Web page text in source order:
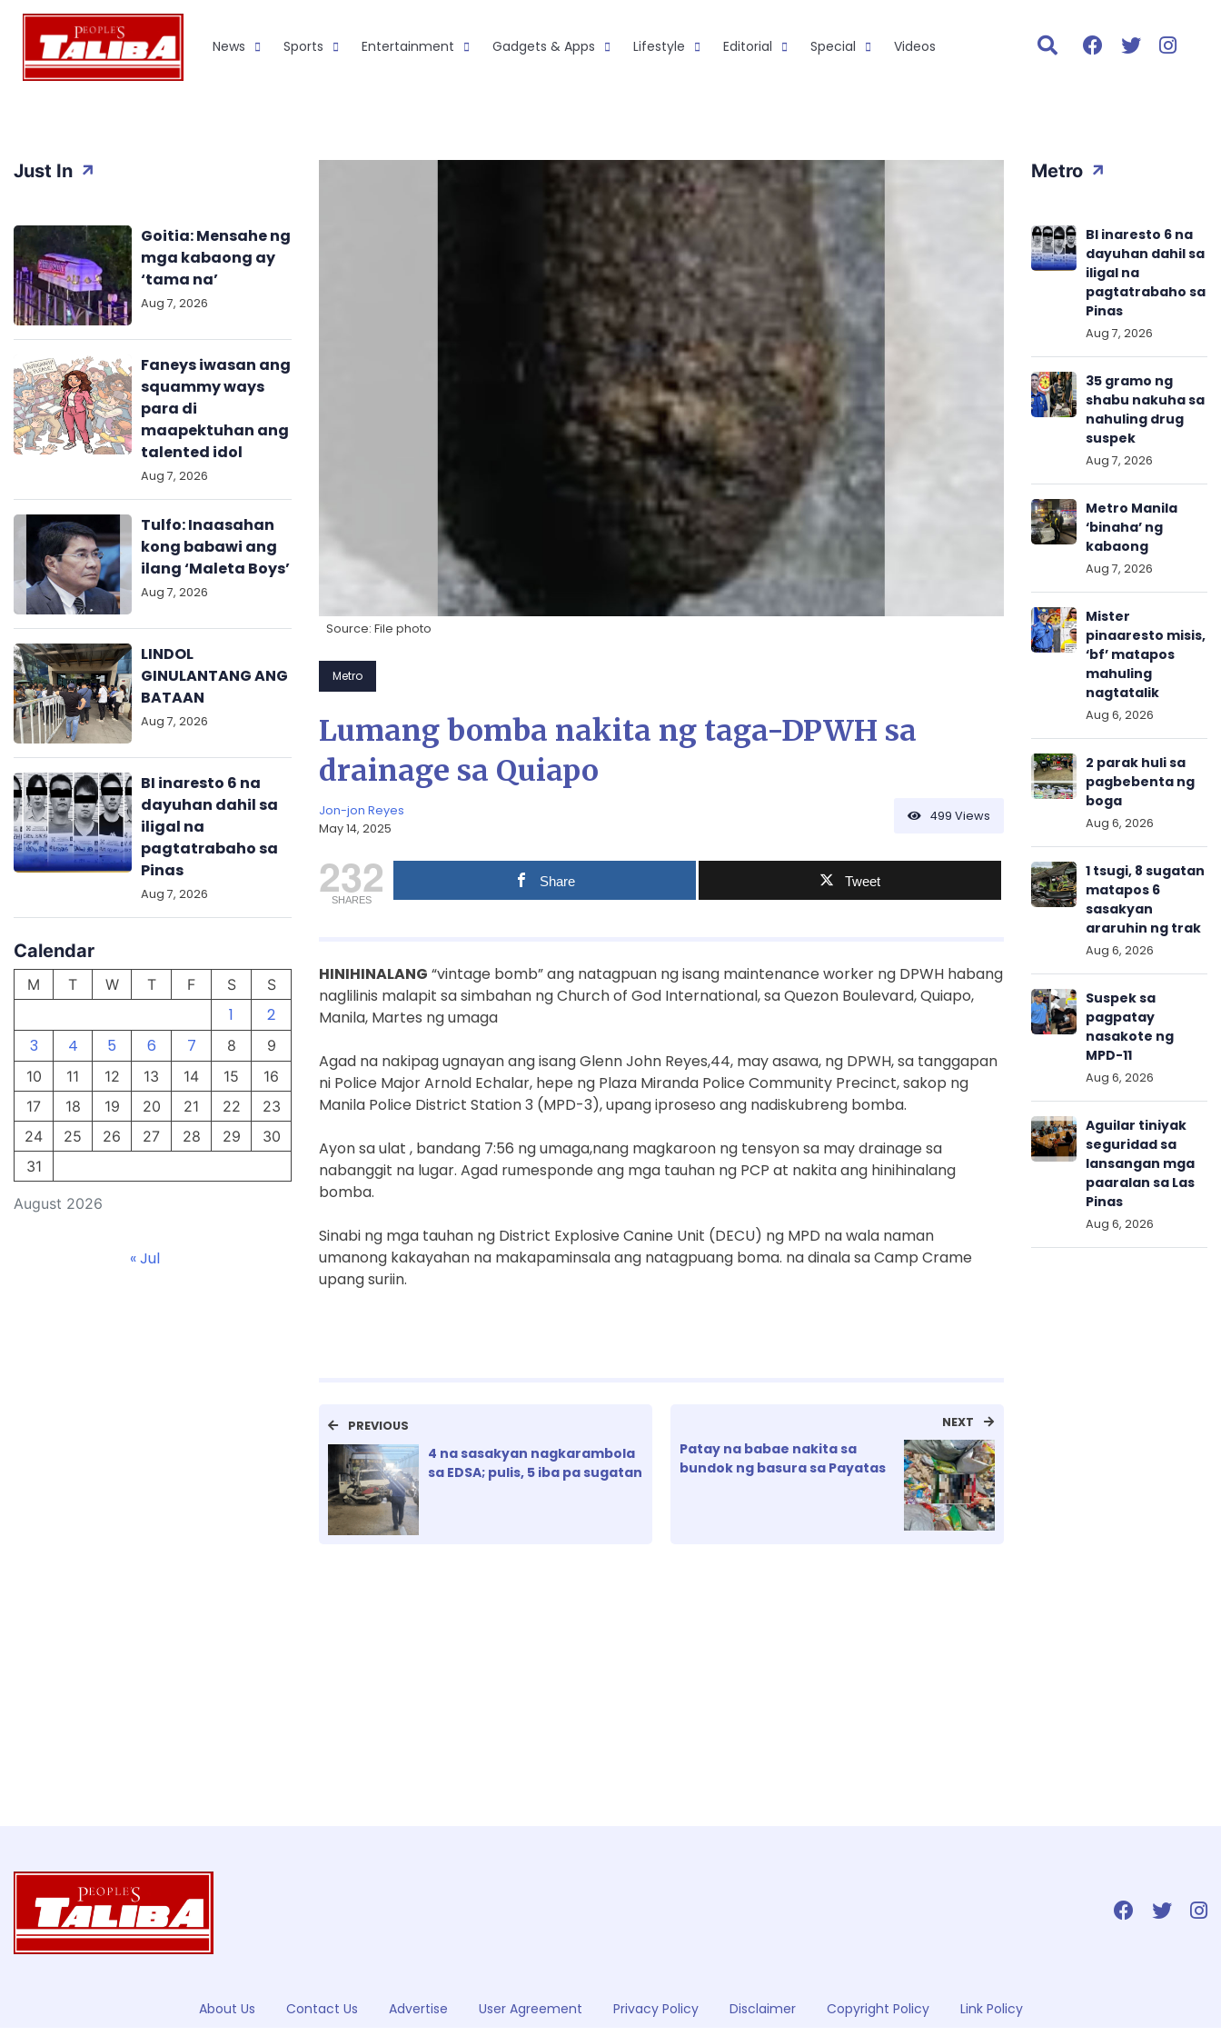
Skip
content
News Sports Entertainment Gadgets & Apps Lifestyle Editorial Special Videos
Just In
Goitia: Mensahe ng
mga kabaong ay
‘tama na’
Aug 7, 2026
Faneys iwasan ang
squammy ways
para di
maapektuhan ang
talented idol
Aug 7, 2026
Tulfo: Inaasahan
kong babawi ang
ilang ‘Maleta Boys’
Aug 7, 2026
LINDOL
GINULANTANG ANG
BATAAN
Aug 7, 2026
BI inaresto 6 na
dayuhan dahil sa
iligal na
pagtatrabaho sa
Pinas
Aug 7, 2026
Calendar
August 2026
M T W T F S S
1
2
3
4 5 6 7 8
9
10
11 12 13 14 15
16
17
18 19 20 21 22
23
24
25 26 27 28 29
30
31
« Jul
Source: File photo
Metro
Lumang bomba nakita ng taga-DPWH sa
drainage sa Quiapo
Jon-jon Reyes
May 14, 2025
499 Views
232
SHARES
Share Tweet
HINIHINALANG “vintage bomb” ang natagpuan ng isang maintenance worker ng DPWH habang
naglilinis malapit sa simbahan ng Church of God International, sa Quezon Boulevard, Quiapo,
Manila, Martes ng umaga
Agad na nakipag ugnayan ang isang Glenn John Reyes,44, may asawa, ng DPWH, sa tanggapan
ni Police Major Arnold Echalar, hepe ng Plaza Miranda Police Community Precinct, sakop ng
Manila Police District Station 3 (MPD-3), upang iproseso ang nadiskubreng bomba.
Ayon sa ulat , bandang 7:56 ng umaga,nang magkaroon ng tensyon sa may drainage sa
nabanggit na lugar. Agad rumesponde ang mga tauhan ng PCP at nakita ang hinihinalang
bomba.
Sinabi ng mga tauhan ng District Explosive Canine Unit (DECU) ng MPD na wala naman
umanong kakayahan na makapaminsala ang natagpuang boma. na dinala sa Camp Crame
upang suriin.
PREVIOUS
4 na sasakyan nagkarambola
sa EDSA; pulis, 5 iba pa sugatan
NEXT
Patay na babae nakita sa
bundok ng basura sa Payatas
Metro
BI inaresto 6 na
dayuhan dahil sa
iligal na
pagtatrabaho sa
Pinas
Aug 7, 2026
35 gramo ng
shabu nakuha sa
nahuling drug
suspek
Aug 7, 2026
Metro Manila
‘binaha’ ng
kabaong
Aug 7, 2026
Mister
pinaaresto misis,
‘bf’ matapos
mahuling
nagtatalik
Aug 6, 2026
2 parak huli sa
pagbebenta ng
boga
Aug 6, 2026
1 tsugi, 8 sugatan
matapos 6
sasakyan
araruhin ng trak
Aug 6, 2026
Suspek sa
pagpatay
nasakote ng
MPD-11
Aug 6, 2026
Aguilar tiniyak
seguridad sa
lansangan mga
paaralan sa Las
Pinas
Aug 6, 2026
About Us Contact Us Advertise User Agreement Privacy Policy Disclaimer Copyright Policy Link Policy